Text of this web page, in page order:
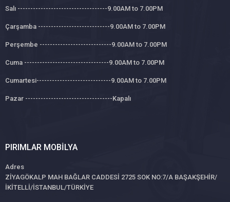
Salı -----------------------------------9.00AM to 7.00PM
Çarşamba ----------------------------9.00AM to 7.00PM
Perşembe ----------------------------9.00AM to 7.00PM
Cuma ---------------------------------9.00AM to 7.00PM
Cumartesi-----------------------------9.00AM to 7.00PM
Pazar ----------------------------------Kapalı
PIRIMLAR MOBILYA
Adres
ZİYAGÖKALP MAH BAĞLAR CADDESİ 2725 SOK NO:7/A BAŞAKŞEHİR/
İKİTELLİ/İSTANBUL/TÜRKİYE